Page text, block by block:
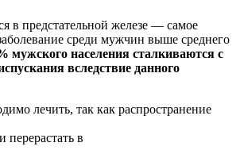
в предстательной железе — самое
среди мужчин выше среднего
мужского населения сталкиваются с
вследствие данного
лечить, так как распространение
перерастать в